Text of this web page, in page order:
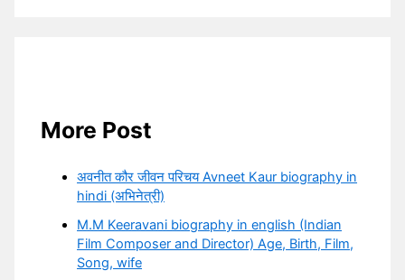
More Post
अवनीत कौर जीवन परिचय Avneet Kaur biography in
hindi (अभिनेत्री)
M.M Keeravani biography in english (Indian
Film Composer and Director) Age, Birth, Film,
Song, wife